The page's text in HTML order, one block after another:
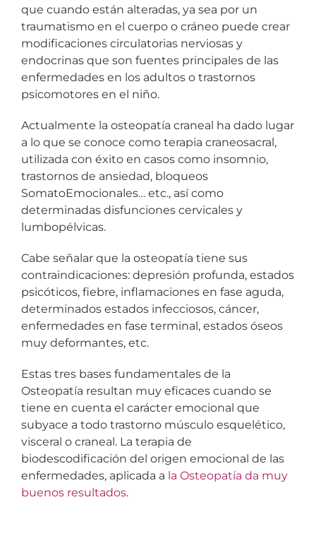
que cuando están alteradas, ya sea por un
traumatismo en el cuerpo o cráneo puede crear
modificaciones circulatorias nerviosas y
endocrinas que son fuentes principales de las
enfermedades en los adultos o trastornos
psicomotores en el niño.
Actualmente la osteopatía craneal ha dado lugar
a lo que se conoce como terapia craneosacral,
utilizada con éxito en casos como insomnio,
trastornos de ansiedad, bloqueos
SomatoEmocionales… etc., así como
determinadas disfunciones cervicales y
lumbopélvicas.
Cabe señalar que la osteopatía tiene sus
contraindicaciones: depresión profunda, estados
psicóticos, fiebre, inflamaciones en fase aguda,
determinados estados infecciosos, cáncer,
enfermedades en fase terminal, estados óseos
muy deformantes, etc.
Estas tres bases fundamentales de la
Osteopatía resultan muy eficaces cuando se
tiene en cuenta el carácter emocional que
subyace a todo trastorno músculo esquelético,
visceral o craneal. La terapia de
biodescodificación del origen emocional de las
enfermedades, aplicada a la Osteopatía da muy
buenos resultados.